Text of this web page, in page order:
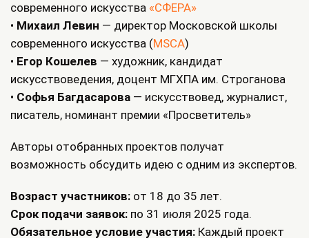
современного искусства «СФЕРА»
• Михаил Левин — директор Московской школы
современного искусства (MSCA)
• Егор Кошелев — художник, кандидат
искусствоведения, доцент МГХПА им. Строганова
• Софья Багдасарова — искусствовед, журналист,
писатель, номинант премии «Просветитель»
Авторы отобранных проектов получат
возможность обсудить идею с одним из экспертов.
Возраст участников: от 18 до 35 лет.
Срок подачи заявок: по 31 июля 2025 года.
Обязательное условие участия: Каждый проект